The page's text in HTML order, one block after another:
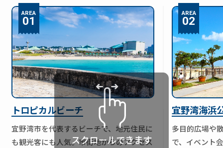
申込が入ってからも、契約・住宅ローン・お引渡し
までしっかりサポートいたします。不安なことや気
になることは、どんな小さなことでもお気軽にご相
談ください！ 購入申込は、売却成功への大きな一歩
です。 しかし、本当のゴールは売買契約を締結し、
無事にお引渡しが完了すること。 ハウスドゥ サンパ
ーク通り浦添では、購入申込後の交渉や契約手続
き、住宅ローンの進捗確認まで丁寧にサポートし、
安心してお引渡しを迎えられるようお手伝いしてい
定だけお願いしたい！」 そんな方は、ぜひお気軽に
無事ご成約となりました。 大きな価格変更ではな
く、売主様と相談しながら市場の反応を確認し、適
切なタイミングで販売活動を進めることができた事
例です。 今回の売却では、売主様のご事情に合わせ
て販売方法を調整できたことがポイントでした。お
引越し後の内覧だったため、お客様にも落ち着いて
室内をご覧いただくことができ、物件本来の良さを
しっかり伝えることができました。不動産売却は、
ただ価格を下げれば売れるというものではありませ
ん。物件の魅力をどのように伝えるか、販売タイミ
ングをどう調整するかが大切です。 浦添市でマンシ
ます。 例えば、夏場は沖縄では台風シーズンでもあ
り、内覧の日程調整が難しくなることがあります。
また、夏休み期間中は家族行事や旅行などで住宅探
しを一時的にストップする方もいます。 そのため、
「急に問い合わせが減った＝物件に魅力がない」 と
は限りません。 市場全体の動きによって、一時的に
反響が落ち着くケースもあります。 沖縄の場合、季
節による影響は意外と大きいです😊特に台風が多い
時期は、内覧予定が延期になったり、お客様自身が
落ち着いて物件探しをするタイミングをずらすこと
もあります。反響が少なくなった時こそ、“今の販売
AREA
01
トロピカルビーチ
宜野湾市を代表するビーチで、地元住民に
も観光客にも人気。市街地からのアクセス
AREA
02
宜野湾海浜
多目的広場や
で、イベント
スクロールできます